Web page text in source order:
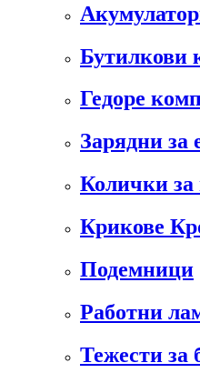
Бутилкови
Гедоре
Зарядни за
Колички за
Крикове
Подемници
Работни
Тежести за